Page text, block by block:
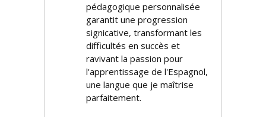
pédagogique personnalisée
garantit une progression
significative, transformant les
difficultés en succès et
ravivant la passion pour
l'apprentissage de l'Espagnol,
une langue que je maîtrise
parfaitement.